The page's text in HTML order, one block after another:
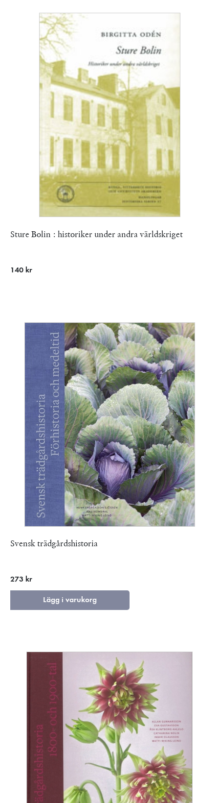
Sture Bolin : historiker under andra världskriget
140 kr
Svensk trädgårdshistoria
273 kr
Lägg i varukorg